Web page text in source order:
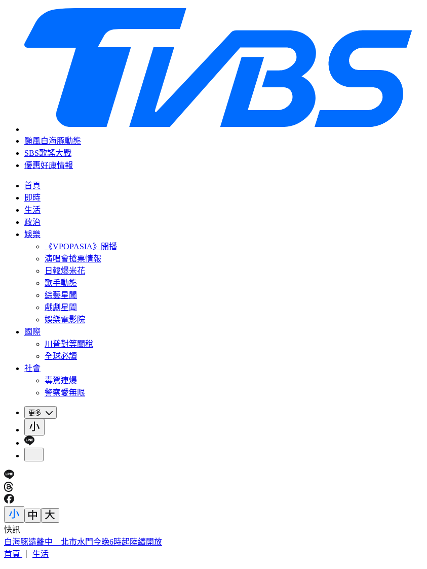
颱風白海豚動態
SBS歌謠大戰
優惠好康情報
首頁
即時
生活
政治
娛樂
《VPOPASIA》開播
演唱會搶票情報
日韓爆米花
歌手動態
綜藝星聞
戲劇星聞
娛樂電影院
國際
川普對等關稅
全球必讀
社會
毒駕連爆
警察愛無限
更多
快訊
蔣萬安稱「未發陸警才沒放假」 吳思瑤還原時間軸：以為市民都失憶？
首頁
生活